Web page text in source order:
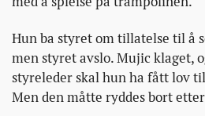
Hun ba styret om tillatelse til å
men styret avslo. Mujic klaget,
styreleder skal hun ha fått lov
Men den måtte ryddes bort